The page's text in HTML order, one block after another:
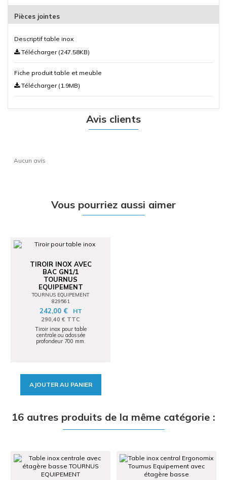
Pièces jointes
Descriptif table inox
Télécharger (247.58KB)
Fiche produit table et meuble
Télécharger (1.9MB)
Avis clients
Aucun avis
Vous pourriez aussi aimer
TIROIR INOX AVEC
BAC GN1/1
TOURNUS
EQUIPEMENT
TOURNUS EQUIPEMENT
829561
242,00 € HT
290,40 € TTC
Tiroir inox pour table
centrale ou adossée
profondeur 700 mm.
AJOUTER AU PANIER
16 autres produits de la même catégorie :